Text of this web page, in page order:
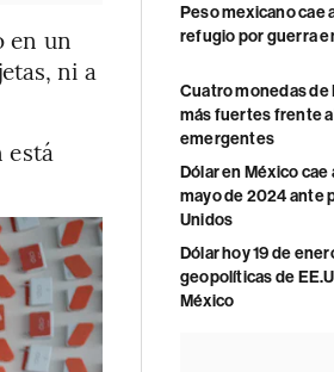
en un
ni a
está
Peso mexicano cae
refugio por guerra
Cuatro monedas
más fuertes frente
emergentes
Dólar en México
mayo de 2024 ante
Unidos
Dólar hoy 19 de
geopolíticas de
México